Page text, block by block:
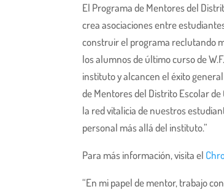
El Programa de Mentores del
crea asociaciones entre
construir el programa reclutando
los alumnos de último curso de
instituto y alcancen el éxito
de Mentores del Distrito Escolar
la red vitalicia de nuestros
personal más allá del instituto.”
Para más información, visita el
“En mi papel de mentor, trabajo